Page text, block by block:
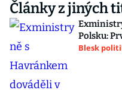
Články z jiných
Polsku:
Blesk